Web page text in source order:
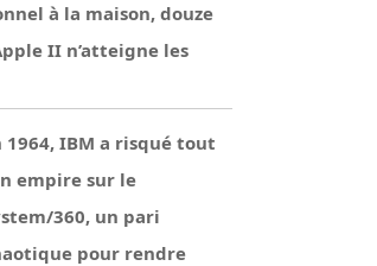
à la maison, douze
II n’atteigne les
1964, IBM a risqué tout
empire sur le
360, un pari
pour rendre